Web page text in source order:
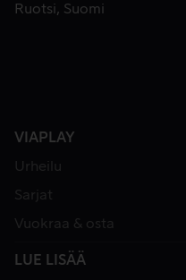
Ruotsi
Suomi
VIAPLAY
Urheilu
Sarjat
Vuokraa & osta
LUE LISÄÄ